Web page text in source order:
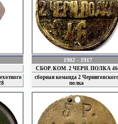
1902 - 1917
СБОР. КОМ. 2 ЧЕРН. ПОЛКА 46
сборная команда 2
полка